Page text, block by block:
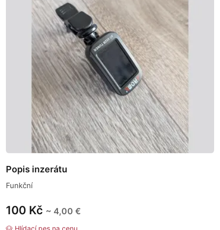
100 Kč ~ 4,00 €
🐶 Hlídací pes na cenu
Popis inzerátu
Funkční